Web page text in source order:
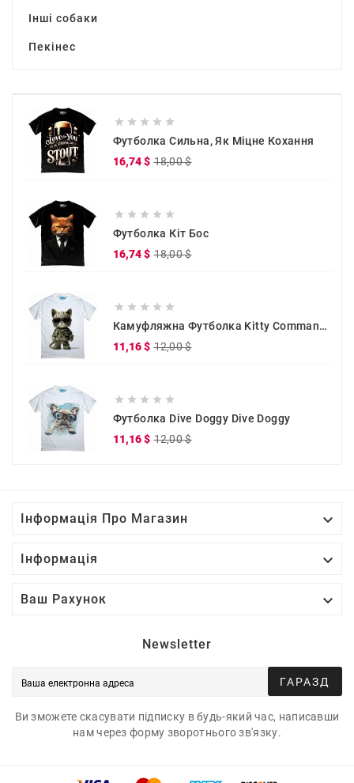
Інші собаки
Пекінес
    
Футболка Сильна, Як Міцне Кохання
16,74 $ 18,00 $
    
Футболка Кіт Бос
16,74 $ 18,00 $
    
Камуфляжна Футболка Kitty Commander
11,16 $ 12,00 $
    
Футболка Dive Doggy Dive Doggy
11,16 $ 12,00 $
Інформація Про Магазин 
Інформація 
Ваш Рахунок 
Newsletter
ГАРАЗД
Ви зможете скасувати підписку в будь-який час, написавши
нам через форму зворотнього зв'язку.